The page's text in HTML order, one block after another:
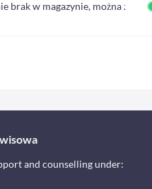
brak w magazynie, można
and counselling under: